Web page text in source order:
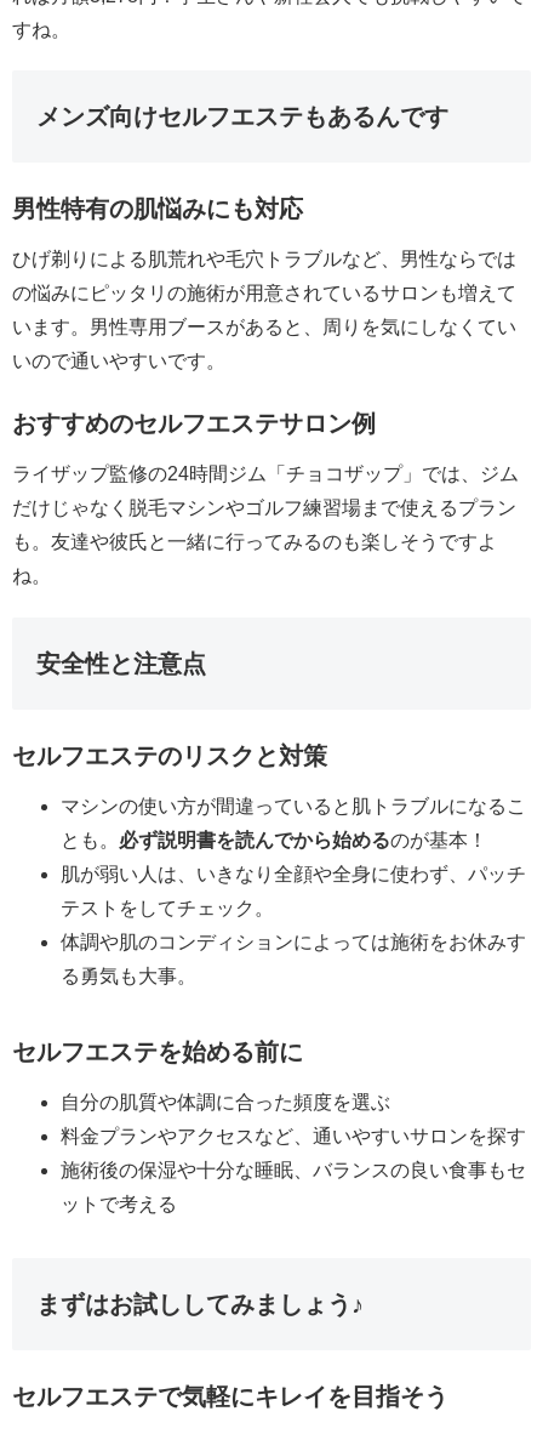
すね。
メンズ向けセルフエステもあるんです
男性特有の肌悩みにも対応
ひげ剃りによる肌荒れや毛穴トラブルなど、男性ならでは
の悩みにピッタリの施術が用意されているサロンも増えて
います。男性専用ブースがあると、周りを気にしなくてい
いので通いやすいです。
おすすめのセルフエステサロン例
ライザップ監修の24時間ジム「チョコザップ」では、ジム
だけじゃなく脱毛マシンやゴルフ練習場まで使えるプラン
も。友達や彼氏と一緒に行ってみるのも楽しそうですよ
ね。
安全性と注意点
セルフエステのリスクと対策
マシンの使い方が間違っていると肌トラブルになるこ
とも。 必ず説明書を読んでから始めるのが基本！
肌が弱い人は、いきなり全顔や全身に使わず、パッチ
テストをしてチェック。
体調や肌のコンディションによっては施術をお休みす
る勇気も大事。
セルフエステを始める前に
自分の肌質や体調に合った頻度を選ぶ
料金プランやアクセスなど、通いやすいサロンを探す
施術後の保湿や十分な睡眠、バランスの良い食事もセ
ットで考える
まずはお試ししてみましょう♪
セルフエステで気軽にキレイを目指そう